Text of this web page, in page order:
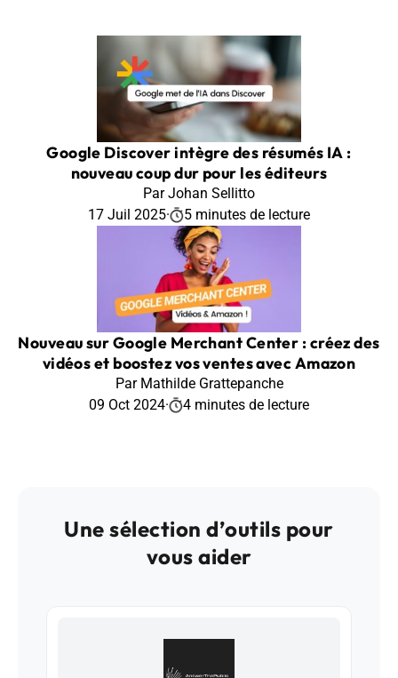
Google Discover intègre des résumés IA :
nouveau coup dur pour les éditeurs
Par Johan Sellitto
17 Juil 2025· 5 minutes de lecture
Nouveau sur Google Merchant Center : créez des
vidéos et boostez vos ventes avec Amazon
Par Mathilde Grattepanche
09 Oct 2024· 4 minutes de lecture
Une sélection d’outils pour
vous aider